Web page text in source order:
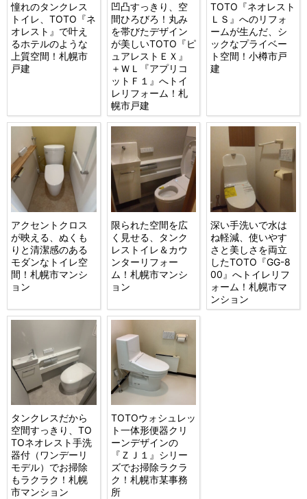
憧れのタンクレス
トイレ、TOTO『ネ
オレスト』で叶え
るホテルのような
上質空間！札幌市
戸建
凹凸すっきり、空
間ひろびろ！丸み
を帯びたデザイン
が美しいTOTO『ピ
ュアレストＥＸ』
＋ＷＬ『アプリコ
ットＦ１』へトイ
レリフォーム！札
幌市戸建
TOTO『ネオレスト
ＬＳ』へのリフォ
ームが生んだ、シ
ックなプライベー
ト空間！小樽市戸
建
アクセントクロス
が映える、ぬくも
りと清潔感のある
モダンなトイレ空
間！札幌市マンシ
ョン
限られた空間を広
く見せる、タンク
レストイレ＆カウ
ンターリフォー
ム！札幌市マンシ
ョン
深い手洗いで水は
ね軽減、使いやす
さと美しさを両立
したTOTO『GG-8
00』へトイレリフ
ォーム！札幌市マ
ンション
タンクレスだから
空間すっきり、TO
TOネオレスト手洗
器付（ワンデーリ
モデル）でお掃除
もラクラク！札幌
市マンション
TOTOウォシュレッ
ト一体形便器クリ
ーンデザインの
『ＺＪ１』シリー
ズでお掃除ラクラ
ク！札幌市某事務
所